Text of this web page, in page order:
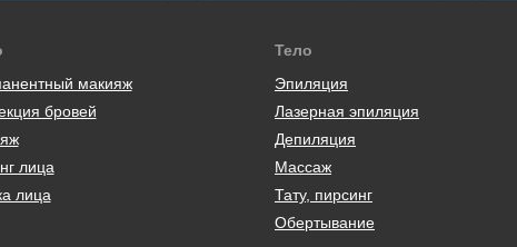
макияж
бровей
лица
лица
Тело
Эпиляция
Лазерная эпиляция
Депиляция
Массаж
Тату, пирсинг
Обертывание